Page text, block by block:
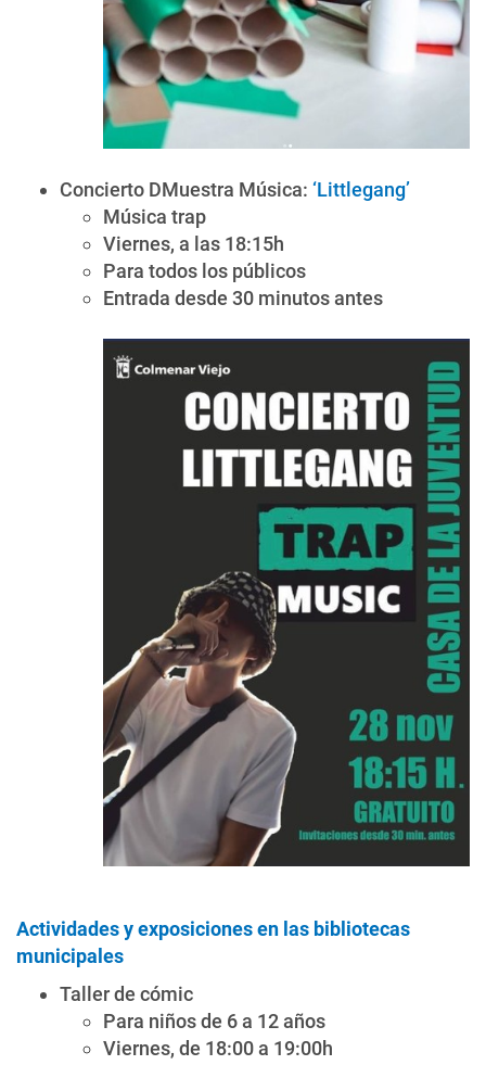
Concierto DMuestra Música: ‘Littlegang’
Música trap
Viernes, a las 18:15h
Para todos los públicos
Entrada desde 30 minutos antes
Actividades y exposiciones en las bibliotecas
municipales
Taller de cómic
Para niños de 6 a 12 años
Viernes, de 18:00 a 19:00h